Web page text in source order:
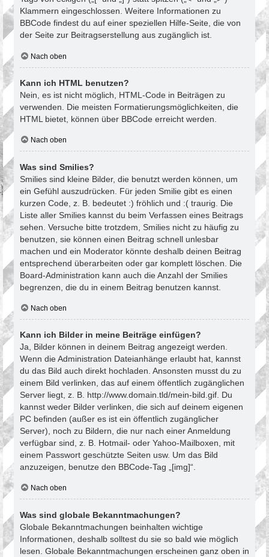
Klammern eingeschlossen. Weitere Informationen zu
BBCode findest du auf einer speziellen Hilfe-Seite, die von
der Seite zur Beitragserstellung aus zugänglich ist.
Nach oben
Kann ich HTML benutzen?
Nein, es ist nicht möglich, HTML-Code in Beiträgen zu
verwenden. Die meisten Formatierungsmöglichkeiten, die
HTML bietet, können über BBCode erreicht werden.
Nach oben
Was sind Smilies?
Smilies sind kleine Bilder, die benutzt werden können, um
ein Gefühl auszudrücken. Für jeden Smilie gibt es einen
kurzen Code, z. B. bedeutet :) fröhlich und :( traurig. Die
Liste aller Smilies kannst du beim Verfassen eines Beitrags
sehen. Versuche bitte trotzdem, Smilies nicht zu häufig zu
benutzen, sie können einen Beitrag schnell unlesbar
machen und ein Moderator könnte deshalb deinen Beitrag
entsprechend überarbeiten oder gar komplett löschen. Die
Board-Administration kann auch die Anzahl der Smilies
begrenzen, die du in einem Beitrag benutzen kannst.
Nach oben
Kann ich Bilder in meine Beiträge einfügen?
Ja, Bilder können in deinem Beitrag angezeigt werden.
Wenn die Administration Dateianhänge erlaubt hat, kannst
du das Bild auch direkt hochladen. Ansonsten musst du zu
einem Bild verlinken, das auf einem öffentlich zugänglichen
Server liegt, z. B. http://www.domain.tld/mein-bild.gif. Du
kannst weder Bilder verlinken, die sich auf deinem eigenen
PC befinden (außer es ist ein öffentlich zugänglicher
Server), noch zu Bildern, die nur nach einer Anmeldung
verfügbar sind, z. B. Hotmail- oder Yahoo-Mailboxen, mit
einem Passwort geschützte Seiten usw. Um das Bild
anzuzeigen, benutze den BBCode-Tag „[img]“.
Nach oben
Was sind globale Bekanntmachungen?
Globale Bekanntmachungen beinhalten wichtige
Informationen, deshalb solltest du sie so bald wie möglich
lesen. Globale Bekanntmachungen erscheinen ganz oben in